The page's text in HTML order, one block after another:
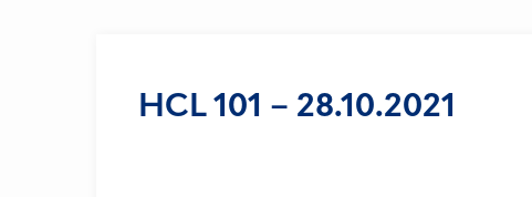
HCL 101 – 28.10.2021